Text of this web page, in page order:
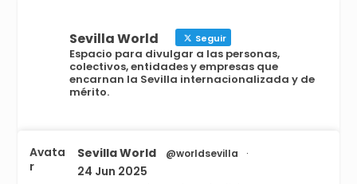
Sevilla World Seguir
Espacio para divulgar a las personas,
colectivos, entidades y empresas que
encarnan la Sevilla internacionalizada y de
mérito.
Avata
r
Sevilla World @worldsevilla ·
24 Jun 2025